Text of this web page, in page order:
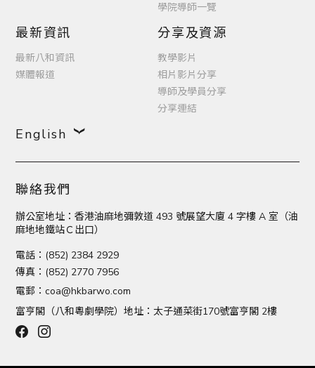
學院導師一覽
最新資訊
最新八和資訊
媒體報道
分享及資源
教學影片
相片影片分享
導師及學員分享
分享連結
English
聯絡我們
辦公室地址：香港油麻地彌敦道 493 號展望大廈 4 字樓 A 室（油
麻地地鐵站Ｃ出口）
電話：(852) 2384 2929
傳真：(852) 2770 7956
電郵： coa@hkbarwo.com
富亨閣（八和粵劇學院）地址：太子通菜街170號富亨閣 2樓